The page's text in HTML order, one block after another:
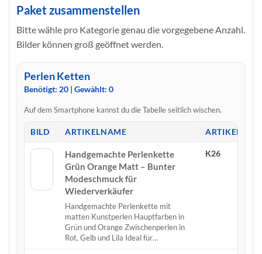
Paket zusammenstellen
Bitte wähle pro Kategorie genau die vorgegebene Anzahl.
Bilder können groß geöffnet werden.
Perlen Ketten
Benötigt: 20 | Gewählt: 0
Auf dem Smartphone kannst du die Tabelle seitlich wischen.
BILD ARTIKELNAME
Handgemachte Perlenkette
Grün Orange Matt – Bunter
Modeschmuck für
Wiederverkäufer
Handgemachte Perlenkette mit
matten Kunstperlen Hauptfarben in
Grün und Orange Zwischenperlen in
Rot, Gelb und Lila Ideal für…
K26